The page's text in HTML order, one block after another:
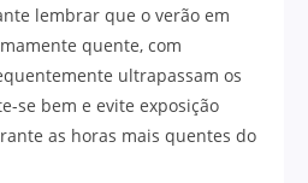
lembrar que o verão em
quente, com
ultrapassam os
se bem e evite exposição
as horas mais quentes do